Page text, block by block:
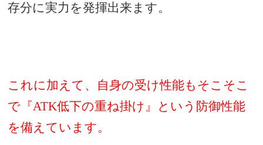
存分に実力を発揮出来ます。
これに加えて、自身の受け性能もそこそこ
で『ATK低下の重ね掛け』という防御性能
を備えています。